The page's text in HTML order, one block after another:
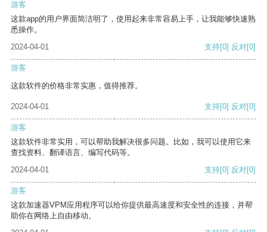
游客
这款app的用户界面简洁明了，使用起来非常容易上手，让我能够快速熟
悉操作。
2024-04-01
支持[0] 反对[0]
游客
这款软件的价格非常实惠，值得推荐。
2024-04-01 支持[0] 反对[0]
游客
这款软件非常实用，可以帮助我解决很多问题。比如，我可以使用它来
查找资料、翻译语言、编写代码等。
2024-04-01
支持[0] 反对[0]
游客
这款加速器VPM应用程序可以给你提供最高速度和安全性的连接，并帮
助你在网络上自由移动。